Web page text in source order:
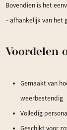
Bovendien is het
– afhankelijk van het
Voordelen
Gemaakt van
weerbestendig
Volledig
Geschikt voor